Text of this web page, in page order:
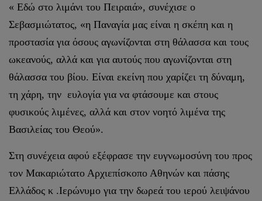
« Εδώ στο λιμάνι του Πειραιά», συνέχισε ο
Σεβασμιώτατος, «η Παναγία μας είναι η σκέπη και η
προστασία για όσους αγωνίζονται στη θάλασσα και τους
ωκεανούς, αλλά και για αυτούς που αγωνίζονται στη
θάλασσα του βίου. Είναι εκείνη που χαρίζει τη δύναμη,
τη χάρη, την ευλογία για να φτάσουμε και στους
φυσικούς λιμένες, αλλά και στον νοητό λιμένα της
Βασιλείας του Θεού».
Στη συνέχεια αφού εξέφρασε την ευγνωμοσύνη του προς
τον Μακαριώτατο Αρχιεπίσκοπο Αθηνών και πάσης
Ελλάδος κ .Ιερώνυμο για την δωρεά του ιερού λειψάνου